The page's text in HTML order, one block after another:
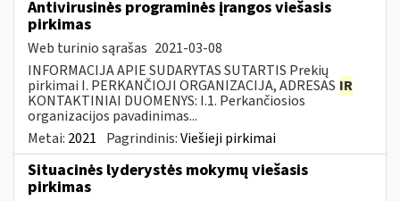
Antivirusinės programinės įrangos viešasis
pirkimas
Web turinio sąrašas 2021-03-08
INFORMACIJA APIE SUDARYTAS SUTARTIS Prekių
pirkimai I. PERKANČIOJI ORGANIZACIJA, ADRESAS IR
KONTAKTINIAI DUOMENYS: I.1. Perkančiosios
organizacijos pavadinimas...
Metai: 2021 Pagrindinis:Viešieji pirkimai
Situacinės lyderystės mokymų viešasis
pirkimas